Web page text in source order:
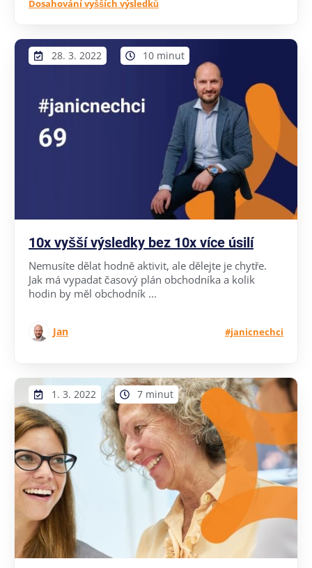
Dosahování vyšších výsledků
28. 3. 2022 10 minut
10x vyšší výsledky bez 10x více úsilí
Nemusíte dělat hodně aktivit, ale dělejte je chytře.
Jak má vypadat časový plán obchodníka a kolik
hodin by měl obchodník ...
Jan #janicnechci
1. 3. 2022 7 minut